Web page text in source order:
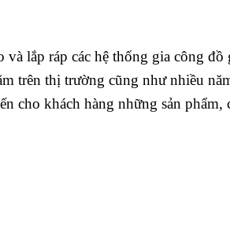
lắp ráp các hệ thống gia công
trên thị trường cũng như nhiều
cho khách hàng những sản phẩm,